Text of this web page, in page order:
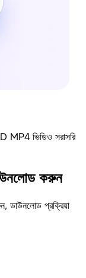
MP4 ভিডিও সরাসরি
করুন
ডাউনলোড প্রক্রিয়া